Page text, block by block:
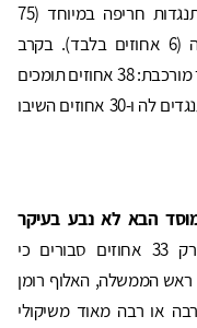
בקרב מצביעי אופוזיציה ההתנגדות חריפה במיוחד (75
אחוזים) ואילו התמיכה נמוכה (6 אחוזים בלבד). בקרב
מצביעי קואליציה התמונה יותר מורכבת: 38 אחוזים תומכים
בהחלטת השר, 32 אחוזים מתנגדים לה ו-30 אחוזים השיבו
הבא לא נבע בעיקר
. רק 33 אחוזים סבורים כי
ראש הממשלה, האלוף רומן
או רבה מאוד משיקולי